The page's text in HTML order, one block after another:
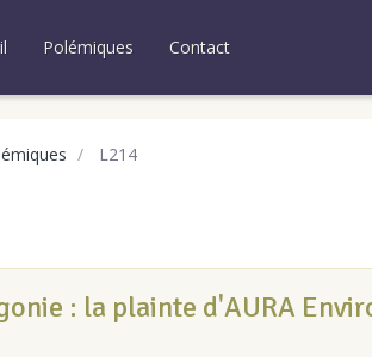
Polémiques Contact
L214
: la plainte d'AURA